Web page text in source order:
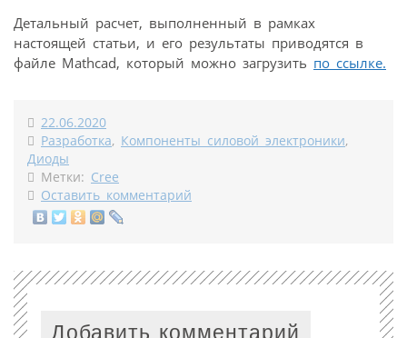
Детальный расчет, выполненный в рамках
настоящей статьи, и его результаты приводятся в
файле Mathcad, который можно загрузить по ссылке.
22.06.2020
Разработка, Компоненты силовой электроники,
Диоды
Метки: Cree
Оставить комментарий
Добавить комментарий